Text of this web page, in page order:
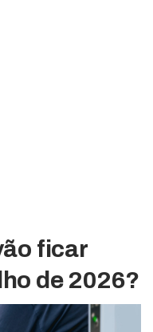
ficar
de 2026?